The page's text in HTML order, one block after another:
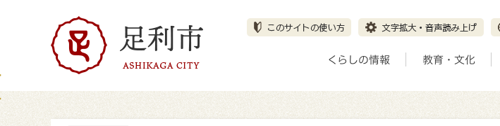
くらしの情報 教育・文化